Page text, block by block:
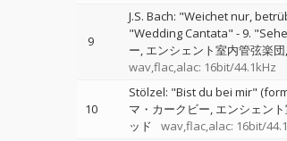
9
J.S. Bach: "Weichet nur,
"Wedding Cantata" - 9.
ー エンシェント室内管弦楽団
wav,flac,alac: 16bit/44.1kHz
10
Stölzel: "Bist du bei mir"
マ・カークビー エンシェン
ッド
wav,flac,alac: 16bit/